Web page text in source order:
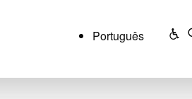
Português